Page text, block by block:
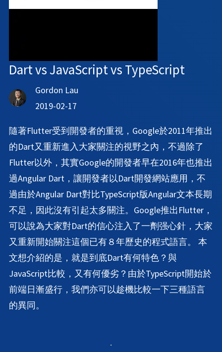
Dart vs JavaScript vs TypeScript
Gordon Lau
2019-02-17
隨著Flutter受到開發者的重視，Google於2011年推出
的Dart又重新進入大家關注的視野之內，不過除了
Flutter以外，其實Google的開發者早在2016年也推出
過Angular Dart，讓開發者以Dart開發網站應用，不
過由於Angular Dart對比TypeScript版Angular文本長期
不足，因此沒有引起太多關注。Google推出Flutter，
可以說為大家對Dart的信心注入了一劑强心針，大家
又重新開始關注這個已有８年歷史的程式語言。 本
文想介紹的是，就是到底Dart有何特色？與
JavaScript比較，又有何優劣？由於TypeScript開始於
前端日漸盛行，我們亦可以趁機比較一下三種語言
的異同。